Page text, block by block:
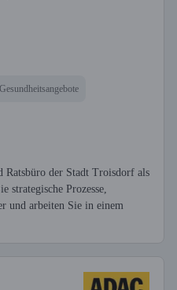
Gesundheitsangebote
Ratsbüro der Stadt Troisdorf als
strategische Prozesse,
und arbeiten Sie in einem